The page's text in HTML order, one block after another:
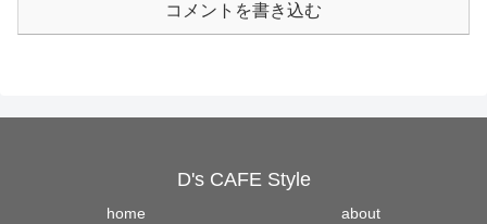
コメントを書き込む
D's CAFE Style
home
about